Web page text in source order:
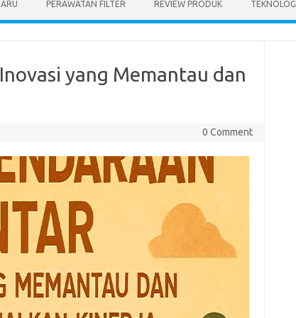
PERAWATAN FILTER REVIEW PRODUK
yang Memantau dan
0 Comment